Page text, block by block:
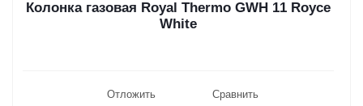
Колонка газовая Royal Thermo GWH 11 Royce
White
Отложить Сравнить